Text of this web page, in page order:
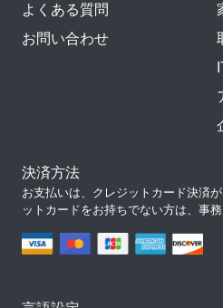
よくある質問
お問い合わせ
決済方法
お支払いは、クレジットカード決済
ットカードをお持ちでない方は、事